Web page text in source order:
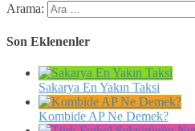
Arama:
Son Eklenenler
Sakarya En Yakın Taksi
Kombide AP Ne Demek?